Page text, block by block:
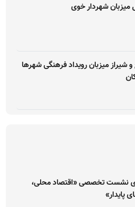
میزبان شهردار خوی
شیراز میزبان رویداد فرهنگی شهرها
نشست تخصصی «اقتصاد محلی،
پایدار»